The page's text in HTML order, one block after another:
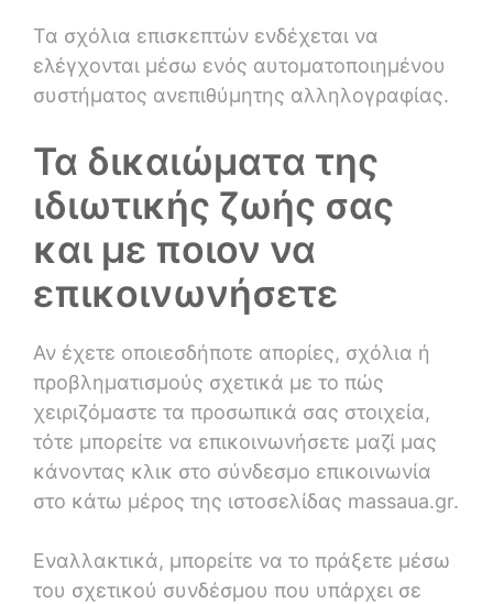
Τα σχόλια επισκεπτών ενδέχεται να
ελέγχονται μέσω ενός αυτοματοποιημένου
συστήματος ανεπιθύμητης αλληλογραφίας.
Τα δικαιώματα της
ιδιωτικής ζωής σας
και με ποιον να
επικοινωνήσετε
Αν έχετε οποιεσδήποτε απορίες, σχόλια ή
προβληματισμούς σχετικά με το πώς
χειριζόμαστε τα προσωπικά σας στοιχεία,
τότε μπορείτε να επικοινωνήσετε μαζί μας
κάνοντας κλικ στο σύνδεσμο επικοινωνία
στο κάτω μέρος της ιστοσελίδας massaua.gr.
Εναλλακτικά, μπορείτε να το πράξετε μέσω
του σχετικού συνδέσμου που υπάρχει σε